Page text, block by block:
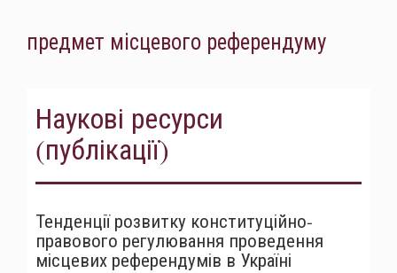
предмет місцевого референдуму
Наукові ресурси
(публікації)
Тенденції розвитку конституційно-
правового регулювання проведення
місцевих референдумів в Україні